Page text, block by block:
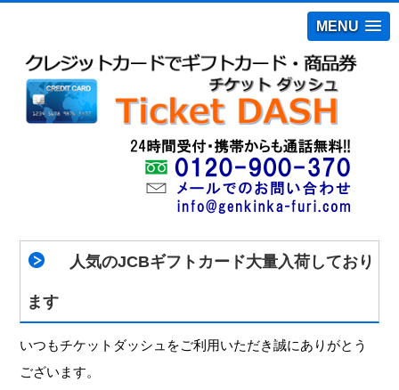
MENU
人気のJCBギフトカード大量入荷しており
ます
いつもチケットダッシュをご利用いただき誠にありがとう
ございます。